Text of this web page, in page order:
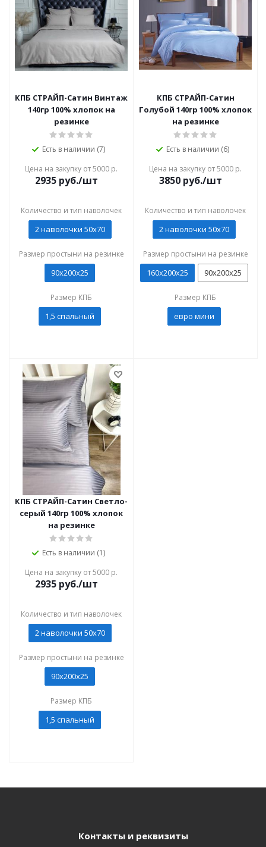
КПБ СТРАЙП-Сатин Винтаж
140гр 100% хлопок на
резинке
Есть в наличии (7)
Цена на закупку от 5000 р.
2935 руб./шт
Количество и тип наволочек
2 наволочки 50x70
Размер простыни на резинке
90х200х25
Размер КПБ
1,5 спальный
КПБ СТРАЙП-Сатин
Голубой 140гр 100% хлопок
на резинке
Есть в наличии (6)
Цена на закупку от 5000 р.
3850 руб./шт
Количество и тип наволочек
2 наволочки 50x70
Размер простыни на резинке
160х200х25 90х200х25
Размер КПБ
евро мини
КПБ СТРАЙП-Сатин Светло-
серый 140гр 100% хлопок
на резинке
Есть в наличии (1)
Цена на закупку от 5000 р.
2935 руб./шт
Количество и тип наволочек
2 наволочки 50x70
Размер простыни на резинке
90х200х25
Размер КПБ
1,5 спальный
Контакты и реквизиты